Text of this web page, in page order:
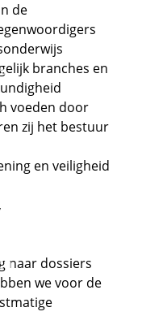
link
Externe link
Externe link
de
branches en
voeden door
zij het bestuur
en veiligheid
naar dossiers
we voor de